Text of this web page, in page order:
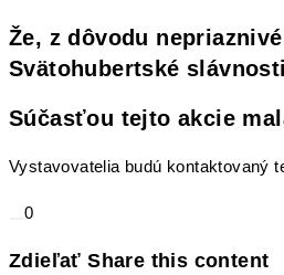
Že, z dôvodu
Svätohubertské
Súčasťou tejto akcie
Vystavovatelia budú kontaktovaný
0
Zdieľať Share this content